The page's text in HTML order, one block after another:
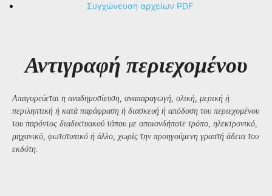
Συγχώνευση αρχείων PDF
Αντιγραφή περιεχομένου
Απαγορεύεται η αναδημοσίευση, αναπαραγωγή, ολική, μερική ή
περιληπτική ή κατά παράφραση ή διασκευή ή απόδοση του περιεχομένου
του παρόντος διαδικτυακού τόπου με οποιονδήποτε τρόπο, ηλεκτρονικό,
μηχανικό, φωτοτυπικό ή άλλο, χωρίς την προηγούμενη γραπτή άδεια του
εκδότη.